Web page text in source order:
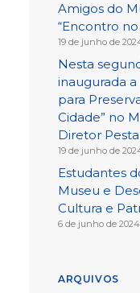
Amigos do
“Encontro no
19 de junho de
Nesta
inaugurada a
para
Cidade” no
Diretor
19 de junho de
Estudantes
Museu e
Cultura e
6 de junho de 2024
ARQUIVOS